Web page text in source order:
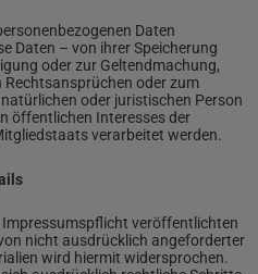
Daten
Daten – von ihrer Speicherung
oder zur Geltendmachung,
oder zum
oder juristischen Person
öffentlichen Interesses der
verarbeitet werden.
Impressumspflicht veröffentlichten
nicht ausdrücklich angeforderter
wird hiermit widersprochen.